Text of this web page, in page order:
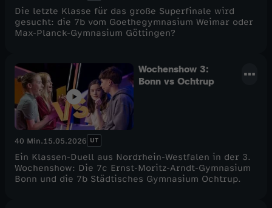
Die letzte Klasse für das große Superfinale wird
gesucht: die 7b vom Goethegymnasium Weimar oder
Max-Planck-Gymnasium Göttingen?
Wochenshow 3:
Bonn vs Ochtrup
40 Min.15.05.2026 UT
Ein Klassen-Duell aus Nordrhein-Westfalen in der 3.
Wochenshow: Die 7c Ernst-Moritz-Arndt-Gymnasium
Bonn und die 7b Städtisches Gymnasium Ochtrup.